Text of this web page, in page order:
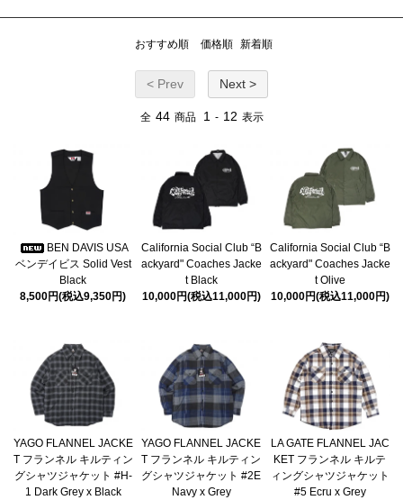
おすすめ順 価格順 新着順
< Prev Next >
全 44 商品 1 - 12 表示
BEN DAVIS USA
ベンデイビス Solid Vest
Black
8,500円(税込9,350円)
California Social Club “B
ackyard" Coaches Jacke
t Black
10,000円(税込11,000円)
California Social Club “B
ackyard" Coaches Jacke
t Olive
10,000円(税込11,000円)
YAGO FLANNEL JACKE
T フランネル キルティン
グシャツジャケット #H-
1 Dark Grey x Black
YAGO FLANNEL JACKE
T フランネル キルティン
グシャツジャケット #2E
Navy x Grey
LA GATE FLANNEL JAC
KET フランネル キルテ
ィングシャツジャケット
#5 Ecru x Grey